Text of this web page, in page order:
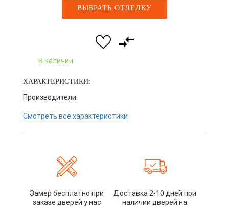
ВЫБРАТЬ ОТДЕЛКУ
В наличии
ХАРАКТЕРИСТИКИ:
Производители:
Смотреть все характеристики
Замер бесплатно при
заказе дверей у нас
Доставка 2-10 дней при
наличии дверей на